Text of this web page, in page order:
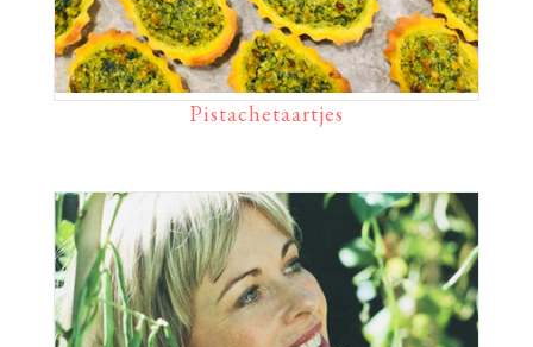
Pistachetaartjes